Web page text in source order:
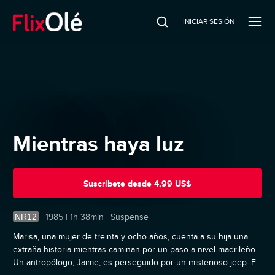
INICIAR SESIÓN
Mientras haya luz
Suscríbete desde 4,99 US$
NR12 | 1985 | 1h 38min | Suspense
Marisa, una mujer de treinta y ocho años, cuenta a su hija una
extraña historia mientras caminan por un paso a nivel madrileño.
Un antropólogo, Jaime, es perseguido por un misterioso jeep. En